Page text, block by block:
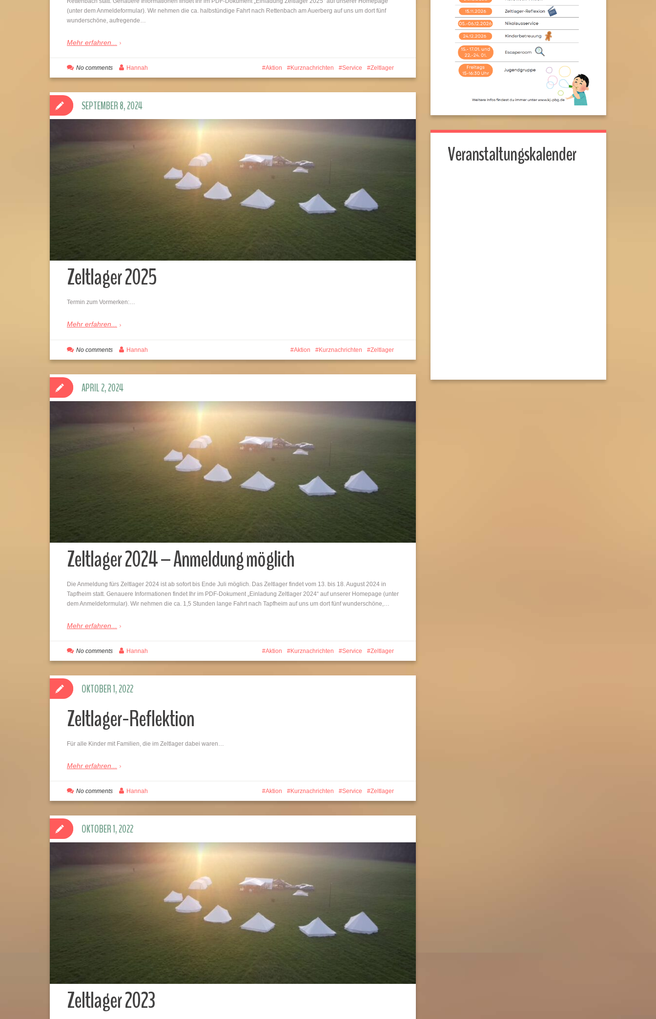
(unter dem Anmeldeformular). Wir nehmen die ca. halbstündige Fahrt nach Rettenbach am Auerberg auf uns um dort fünf
wunderschöne, aufregende…
Mehr erfahren...
Aktion Kurznachrichten Service Zeltlager
No comments Hannah
Zeltlager 2025
Termin zum Vormerken:…
Mehr erfahren...
SEPTEMBER 8, 2024
Aktion Kurznachrichten Zeltlager
No comments Hannah
Zeltlager 2024 – Anmeldung möglich
Die Anmeldung fürs Zeltlager 2024 ist ab sofort bis Ende Juli möglich. Das Zeltlager findet vom 13. bis 18. August 2024 in
Tapfheim statt. Genauere Informationen findet Ihr im PDF-Dokument „Einladung Zeltlager 2024“ auf unserer Homepage (unter
dem Anmeldeformular). Wir nehmen die ca. 1,5 Stunden lange Fahrt nach Tapfheim auf uns um dort fünf wunderschöne,…
Mehr erfahren...
APRIL 2, 2024
Aktion Kurznachrichten Service Zeltlager
No comments Hannah
Zeltlager-Reflektion
Für alle Kinder mit Familien, die im Zeltlager dabei waren…
Mehr erfahren...
OKTOBER 1, 2022
Aktion Kurznachrichten Service Zeltlager
No comments Hannah
Zeltlager 2023
OKTOBER 1, 2022
Veranstaltungskalender